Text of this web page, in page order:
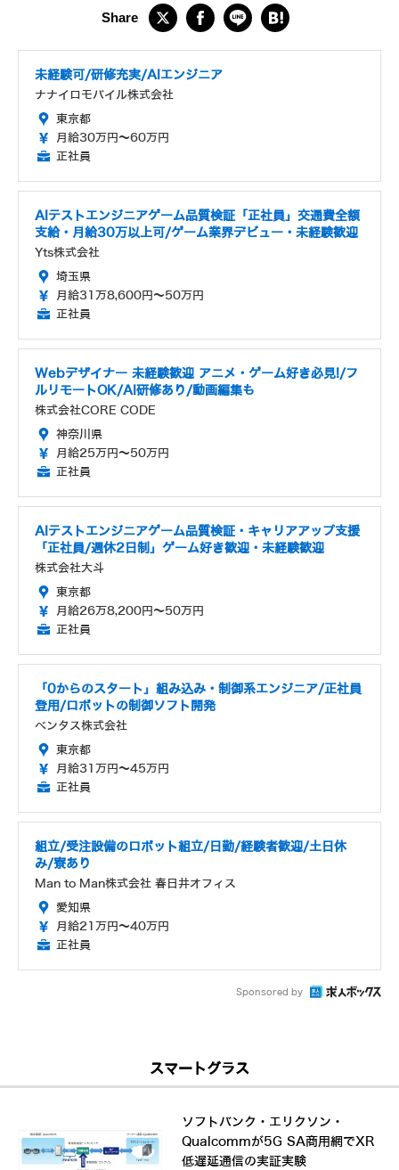
未経験可/研修充実/AIエンジニア
ナナイロモバイル株式会社
東京都
月給30万円～60万円
正社員
AIテストエンジニアゲーム品質検証「正社員」交通費全額
支給・月給30万以上可/ゲーム業界デビュー・未経験歓迎
Yts株式会社
埼玉県
月給31万8,600円～50万円
正社員
Webデザイナー 未経験歓迎 アニメ・ゲーム好き必見!/フ
ルリモートOK/AI研修あり/動画編集も
株式会社CORE CODE
神奈川県
月給25万円～50万円
正社員
AIテストエンジニアゲーム品質検証・キャリアアップ支援
「正社員/週休2日制」ゲーム好き歓迎・未経験歓迎
株式会社大斗
東京都
月給26万8,200円～50万円
正社員
「0からのスタート」組み込み・制御系エンジニア/正社員
登用/ロボットの制御ソフト開発
ベンタス株式会社
東京都
月給31万円～45万円
正社員
組立/受注設備のロボット組立/日勤/経験者歓迎/土日休
み/寮あり
Man to Man株式会社 春日井オフィス
愛知県
月給21万円～40万円
正社員
Sponsored by
スマートグラス
ソフトバンク・エリクソン・
Qualcommが5G SA商用網でXR
低遅延通信の実証実験